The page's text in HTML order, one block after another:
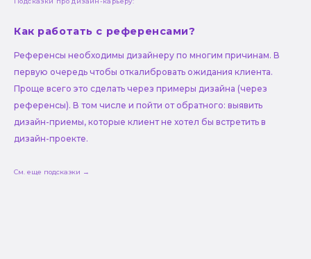
Как работать с референсами?
Референсы необходимы дизайнеру по многим причинам. В
первую очередь чтобы откалибровать ожидания клиента.
Проще всего это сделать через примеры дизайна (через
референсы). В том числе и пойти от обратного: выявить
дизайн-приемы, которые клиент не хотел бы встретить в
дизайн-проекте.
См. еще подсказки →